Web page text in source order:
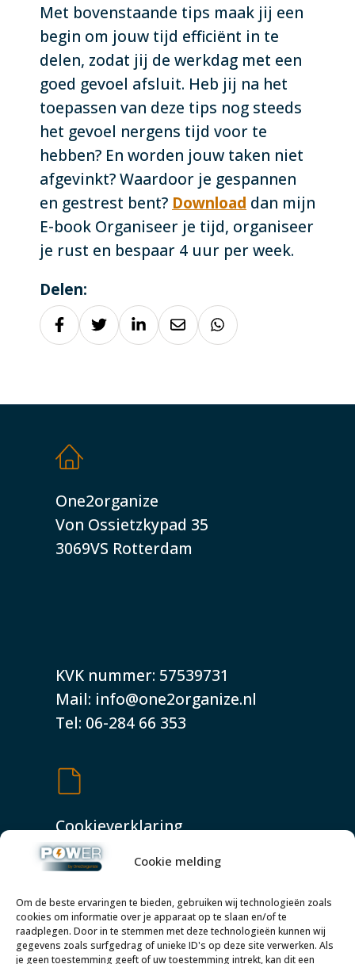
Cookie melding
Om de beste ervaringen te bieden, gebruiken wij technologieën zoals
cookies om informatie over je apparaat op te slaan en/of te
raadplegen. Door in te stemmen met deze technologieën kunnen wij
gegevens zoals surfgedrag of unieke ID's op deze site verwerken. Als
je geen toestemming geeft of uw toestemming intrekt, kan dit een
Met bovenstaande tips maak jij een
begin om jouw tijd efficiënt in te
delen, zodat jij de werkdag met een
goed gevoel afsluit. Heb jij na het
toepassen van deze tips nog steeds
het gevoel nergens tijd voor te
hebben? En worden jouw taken niet
afgevinkt? Waardoor je gespannen
en gestrest bent? Download dan mijn
E-book Organiseer je tijd, organiseer
je rust en bespaar 4 uur per week.
Delen:
One2organize
Von Ossietzkypad 35
3069VS Rotterdam
KVK nummer: 57539731
Mail: info@one2organize.nl
Tel: 06-284 66 353
Cookieverklaring
Shop
Privacyverklaring
Algemene voorwaarden